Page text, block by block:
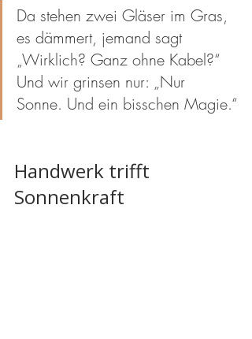
Da stehen zwei Gläser im Gras,
es dämmert, jemand sagt
„Wirklich? Ganz ohne Kabel?“
Und wir grinsen nur: „Nur
Sonne. Und ein bisschen Magie.“
Handwerk trifft
Sonnenkraft